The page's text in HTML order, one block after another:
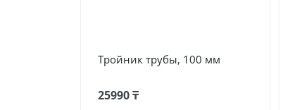
Тройник трубы, 100 мм
25990 ₸